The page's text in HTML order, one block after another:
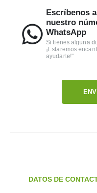
entre que el arreglo
Sancancio es muy
lo reciba en su punto
Escríbenos
nuestro
WhatsApp
Si tienes alguna
¡Estaremos
ayudarte!"
DATOS DE